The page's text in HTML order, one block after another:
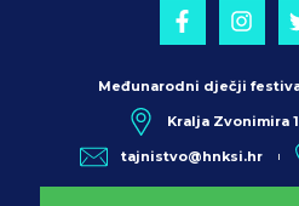
Međunarodni dječji
Kralja Zvonimira
tajnistvo@hnksi.hr